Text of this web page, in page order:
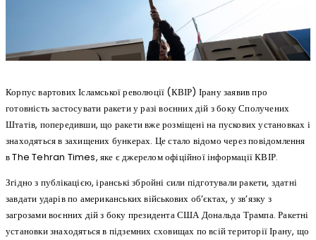
Корпус вартових Ісламської революції (КВІР) Ірану заявив про
готовність застосувати ракети у разі воєнних дій з боку Сполучених
Штатів, попередивши, що ракети вже розміщені на пускових установках і
знаходяться в захищених бункерах. Це стало відомо через повідомлення
в The Tehran Times, яке є джерелом офіційної інформації КВІР.
Згідно з публікацією, іранські збройні сили підготували ракети, здатні
завдати ударів по американських військових об’єктах, у зв’язку з
загрозами воєнних дій з боку президента США Дональда Трампа. Ракетні
установки знаходяться в підземних сховищах по всій території Ірану, що